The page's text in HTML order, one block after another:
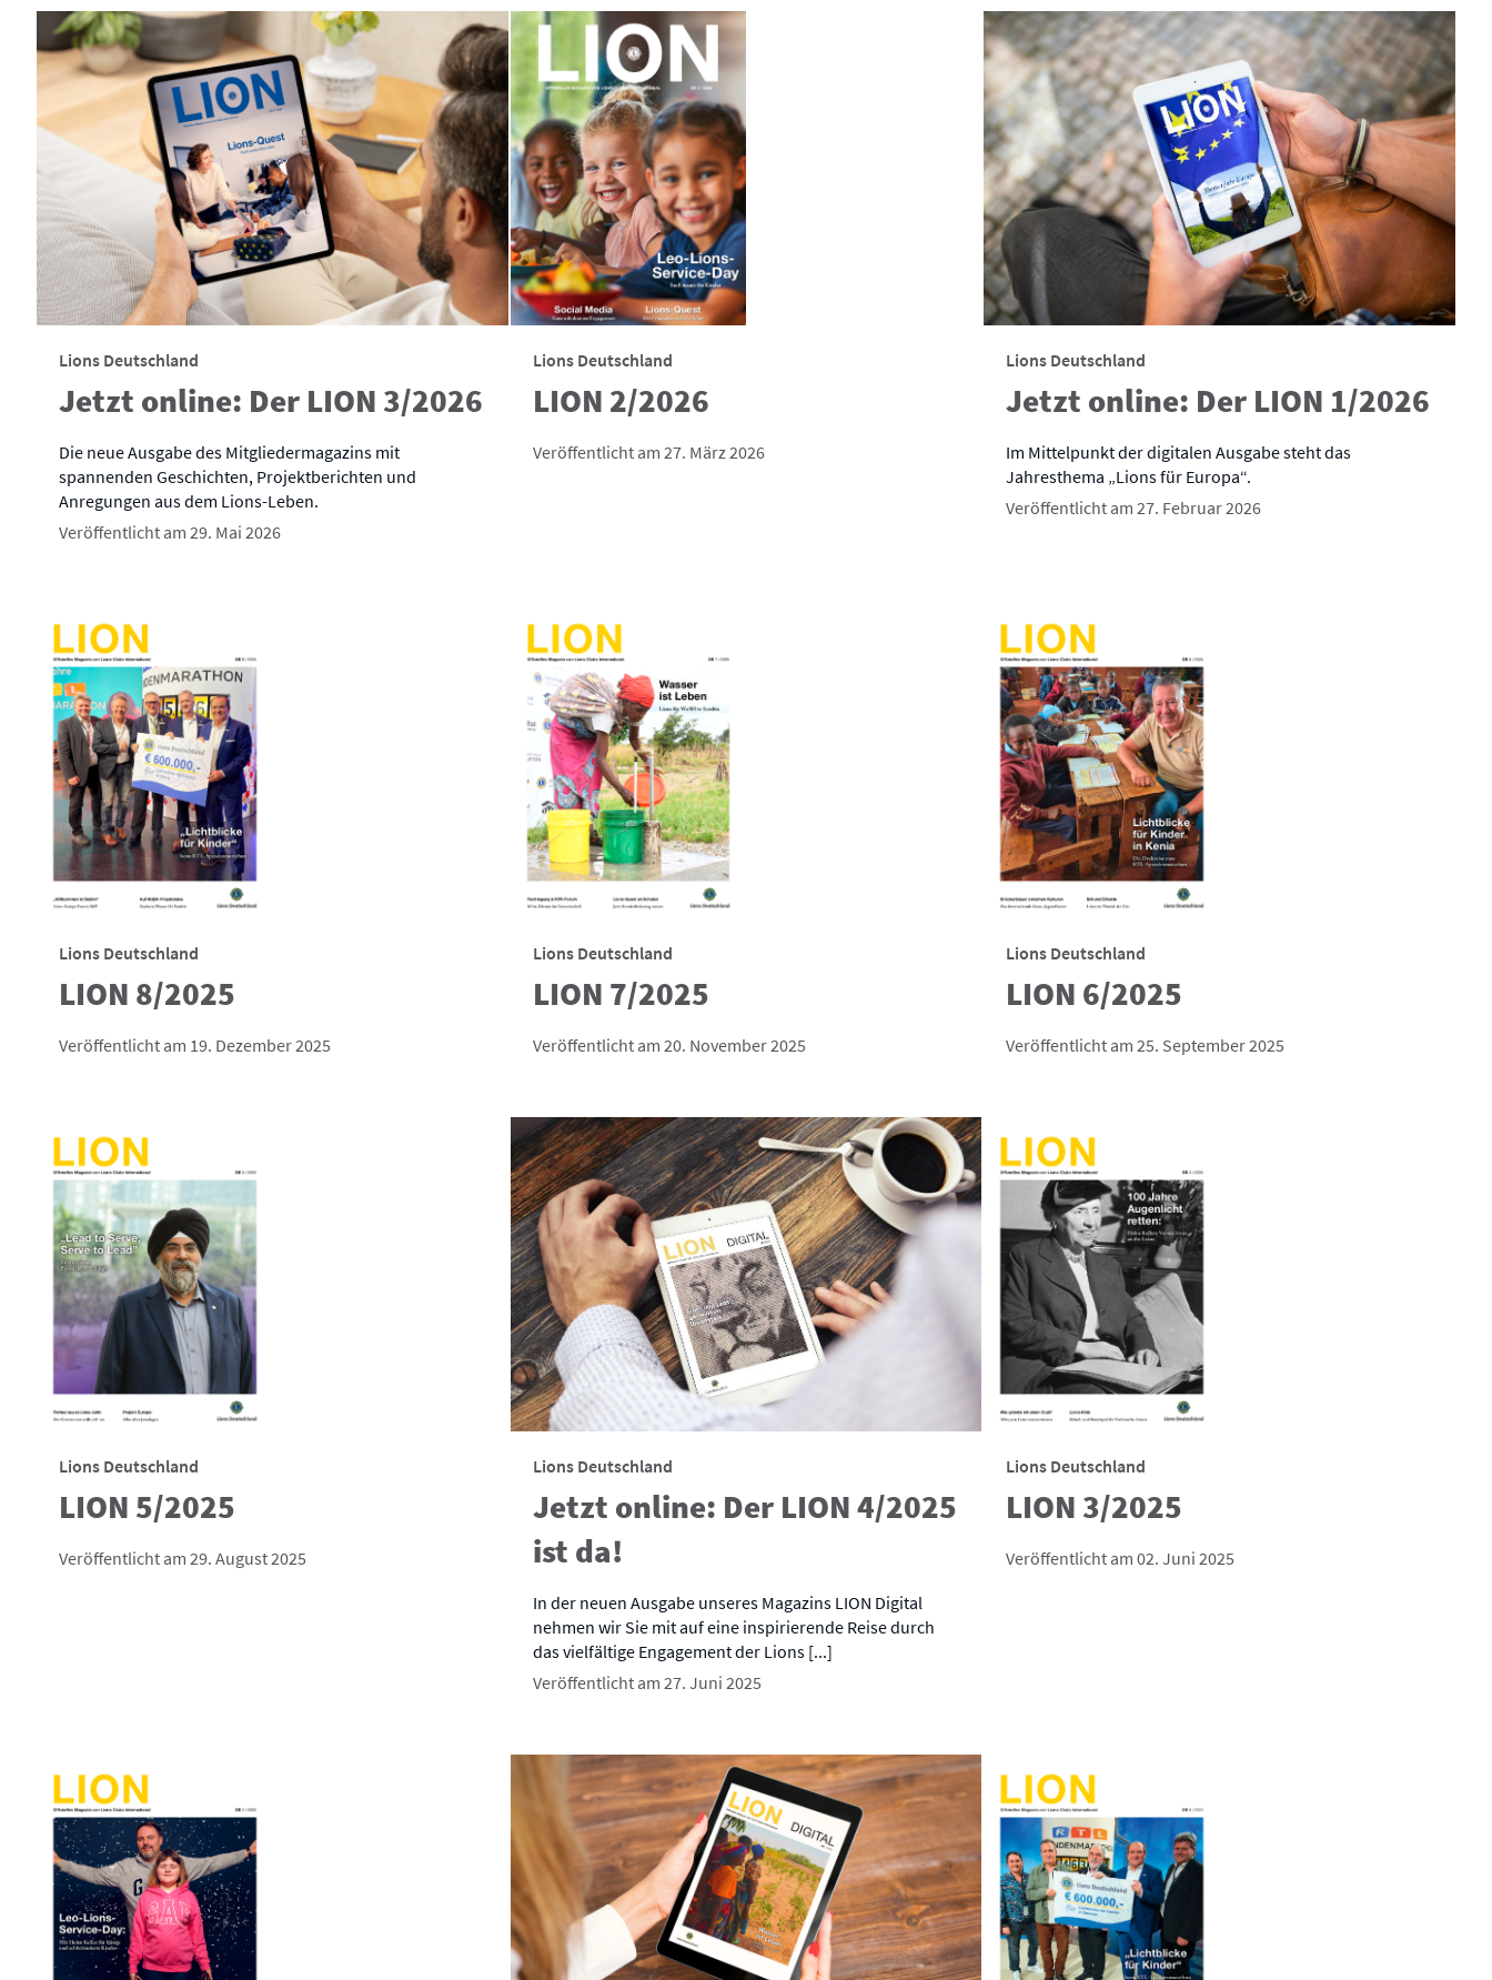
Lions Deutschland
Jetzt online: Der LION 3/2026
Die neue Ausgabe des Mitgliedermagazins mit
spannenden Geschichten, Projektberichten und
Anregungen aus dem Lions-Leben.
Veröffentlicht am 29. Mai 2026
Lions Deutschland
LION 2/2026
Veröffentlicht am 27. März 2026
Lions Deutschland
Jetzt online: Der LION 1/2026
Im Mittelpunkt der digitalen Ausgabe steht das
Jahresthema „Lions für Europa“.
Veröffentlicht am 27. Februar 2026
Lions Deutschland
LION 8/2025
Veröffentlicht am 19. Dezember 2025
Lions Deutschland
LION 7/2025
Veröffentlicht am 20. November 2025
Lions Deutschland
LION 6/2025
Veröffentlicht am 25. September 2025
Lions Deutschland
LION 5/2025
Veröffentlicht am 29. August 2025
Lions Deutschland
Jetzt online: Der LION 4/2025
ist da!
In der neuen Ausgabe unseres Magazins LION Digital
nehmen wir Sie mit auf eine inspirierende Reise durch
das vielfältige Engagement der Lions [...]
Veröffentlicht am 27. Juni 2025
Lions Deutschland
LION 3/2025
Veröffentlicht am 02. Juni 2025